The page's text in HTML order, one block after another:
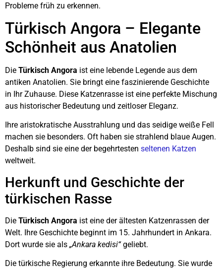
Probleme früh zu erkennen.
Türkisch Angora – Elegante
Schönheit aus Anatolien
Die Türkisch Angora ist eine lebende Legende aus dem
antiken Anatolien. Sie bringt eine faszinierende Geschichte
in Ihr Zuhause. Diese Katzenrasse ist eine perfekte Mischung
aus historischer Bedeutung und zeitloser Eleganz.
Ihre aristokratische Ausstrahlung und das seidige weiße Fell
machen sie besonders. Oft haben sie strahlend blaue Augen.
Deshalb sind sie eine der begehrtesten seltenen Katzen
weltweit.
Herkunft und Geschichte der
türkischen Rasse
Die Türkisch Angora ist eine der ältesten Katzenrassen der
Welt. Ihre Geschichte beginnt im 15. Jahrhundert in Ankara.
Dort wurde sie als „Ankara kedisi“geliebt.
Die türkische Regierung erkannte ihre Bedeutung. Sie wurde